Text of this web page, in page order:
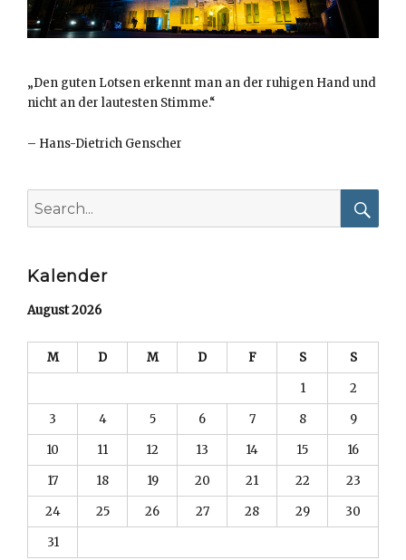
„Den guten Lotsen erkennt man an der ruhigen Hand und
nicht an der lautesten Stimme.“
– Hans-Dietrich Genscher
for:
Kalender
August 2026
M D M D F S
S
1
2
3
4 5 6 7 8
9
10
11 12 13 14 15
16
17
18 19 20 21 22
23
24
25 26 27 28 29
30
31